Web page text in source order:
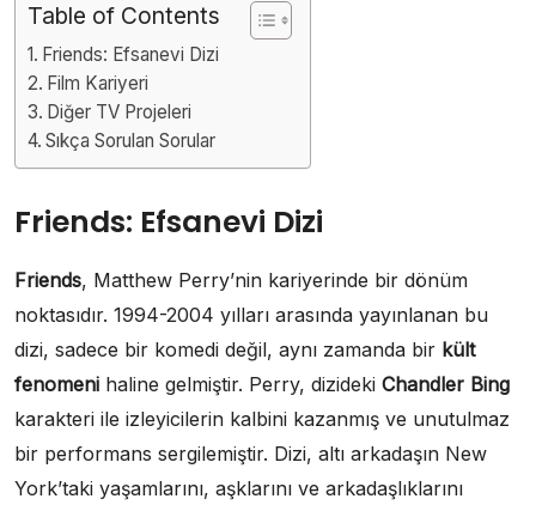
Table of Contents
Friends: Efsanevi Dizi
Film Kariyeri
Diğer TV Projeleri
Sıkça Sorulan Sorular
Friends: Efsanevi Dizi
Friends, Matthew Perry’nin kariyerinde bir dönüm
noktasıdır. 1994-2004 yılları arasında yayınlanan bu
dizi, sadece bir komedi değil, aynı zamanda bir kült
fenomeni haline gelmiştir. Perry, dizideki Chandler Bing
karakteri ile izleyicilerin kalbini kazanmış ve unutulmaz
bir performans sergilemiştir. Dizi, altı arkadaşın New
York’taki yaşamlarını, aşklarını ve arkadaşlıklarını